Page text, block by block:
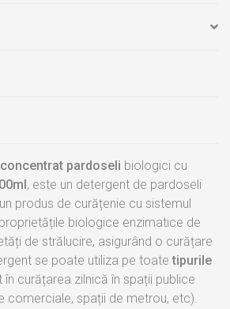
pardoseli biologici cu
, este un detergent de pardoseli
produs de curățenie cu sistemul
biologice enzimatice de
de strălucire, asigurând o curățare
se poate utiliza pe toatetipurile
în curățarea zilnică în spații publice
comerciale, spații de metrou, etc).